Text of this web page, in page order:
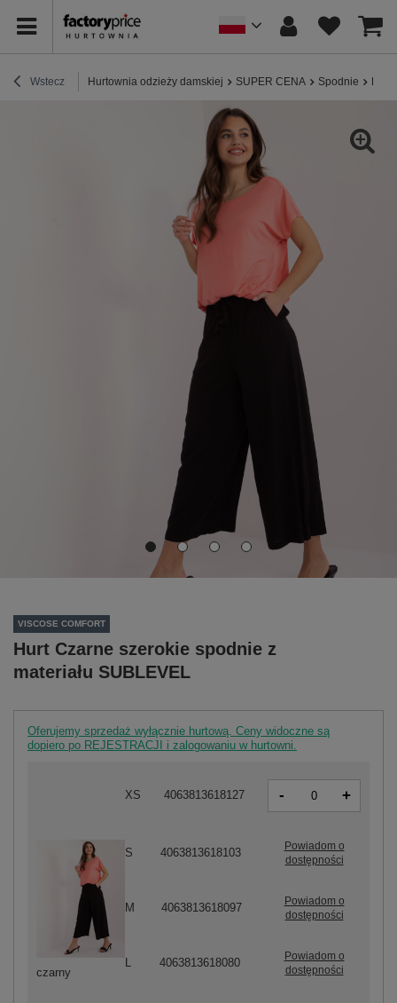
Wstecz Hurtownia odzieży damskiej SUPER CENA Spodnie Hurt
VISCOSE COMFORT
Hurt Czarne szerokie spodnie z
materiału SUBLEVEL
Oferujemy sprzedaż wyłącznie hurtową. Ceny widoczne są
dopiero po REJESTRACJI i zalogowaniu w hurtowni.
czarny
XS 4063813618127 - +
S 4063813618103
Powiadom o
dostępności
M 4063813618097
Powiadom o
dostępności
4063813618080
Powiadom o
dostępności